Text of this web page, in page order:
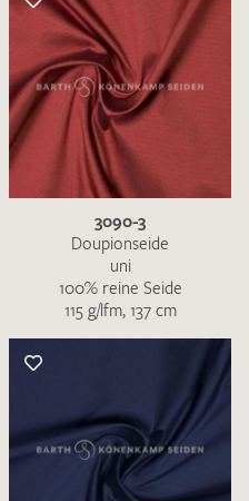
3090-3
Doupionseide
uni
100% reine Seide
115 g/lfm, 137 cm